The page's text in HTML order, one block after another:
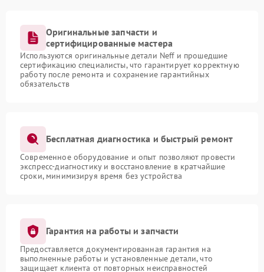
Оригинальные запчасти и
сертифицированные мастера
Используются оригинальные детали Neff и прошедшие
сертификацию специалисты, что гарантирует корректную
работу после ремонта и сохранение гарантийных
обязательств
Бесплатная диагностика и быстрый ремонт
Современное оборудование и опыт позволяют провести
экспресс-диагностику и восстановление в кратчайшие
сроки, минимизируя время без устройства
Гарантия на работы и запчасти
Предоставляется документированная гарантия на
выполненные работы и установленные детали, что
защищает клиента от повторных неисправностей